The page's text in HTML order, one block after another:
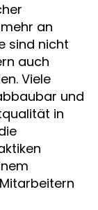
an
sind nicht
auch
Viele
und
in